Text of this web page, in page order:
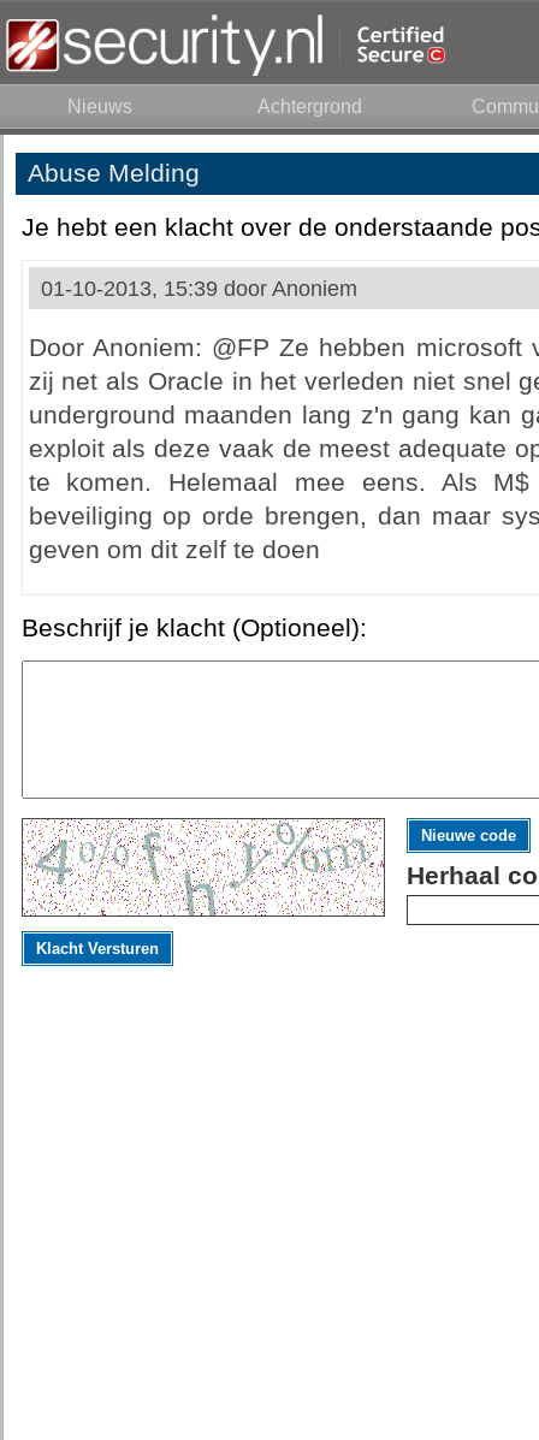
Nieuws Achtergrond
Abuse Melding
Je hebt een klacht over de onderstaande
01-10-2013, 15:39 door Anoniem
Door Anoniem: @FP Ze hebben microsoft
zij net als Oracle in het verleden niet snel
underground maanden lang z'n gang kan
exploit als deze vaak de meest adequate
te komen. Helemaal mee eens. Als
beveiliging op orde brengen, dan maar
geven om dit zelf te doen
Beschrijf je klacht (Optioneel):
Nieuwe code
Herhaal
Klacht Versturen